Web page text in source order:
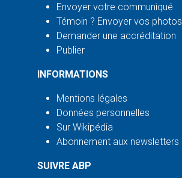
Envoyer votre communiqué
Témoin ? Envoyer vos photos
Demander une accréditation
Publier
INFORMATIONS
Mentions légales
Données personnelles
Sur Wikipédia
Abonnement aux newsletters
SUIVRE ABP